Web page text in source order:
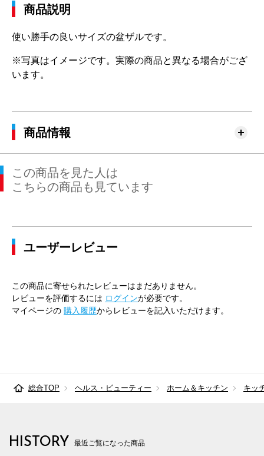
商品説明
使い勝手の良いサイズの盆ザルです。
※写真はイメージです。実際の商品と異なる場合がござ
います。
商品情報
この商品を見た人は
こちらの商品も見ています
ユーザーレビュー
この商品に寄せられたレビューはまだありません。
レビューを評価するには ログインが必要です。
マイページの 購入履歴からレビューを記入いただけます。
総合TOP ヘルス・ビューティー ホーム＆キッチン キッ
HISTORY 最近ご覧になった商品